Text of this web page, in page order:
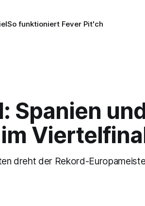
So funktioniert Fever Pit'ch
Spanien
dreht der Rekord-